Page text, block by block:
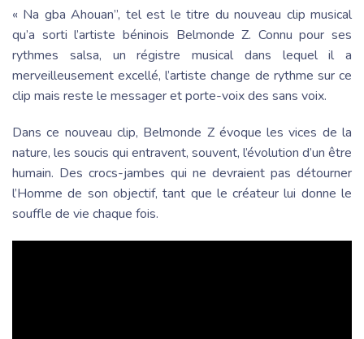
« Na gba Ahouan”, tel est le titre du nouveau clip musical
qu’a sorti l’artiste béninois Belmonde Z. Connu pour ses
rythmes salsa, un régistre musical dans lequel il a
merveilleusement excellé, l’artiste change de rythme sur ce
clip mais reste le messager et porte-voix des sans voix.
Dans ce nouveau clip, Belmonde Z évoque les vices de la
nature, les soucis qui entravent, souvent, l’évolution d’un être
humain. Des crocs-jambes qui ne devraient pas détourner
l’Homme de son objectif, tant que le créateur lui donne le
souffle de vie chaque fois.